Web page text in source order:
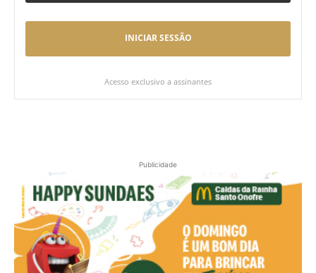
INICIAR SESSÃO
Acesso exclusivo a assinantes
Publicidade